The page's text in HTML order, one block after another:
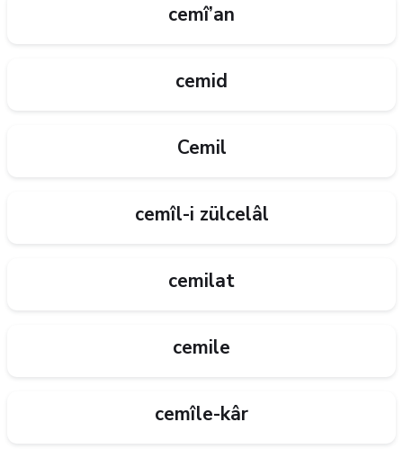
cemî’an
cemid
Cemil
cemîl-i zülcelâl
cemilat
cemile
cemîle-kâr